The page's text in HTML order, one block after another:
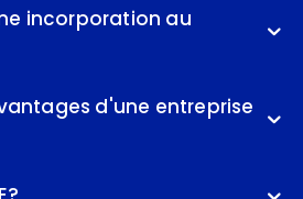
incorporation au
d'une entreprise